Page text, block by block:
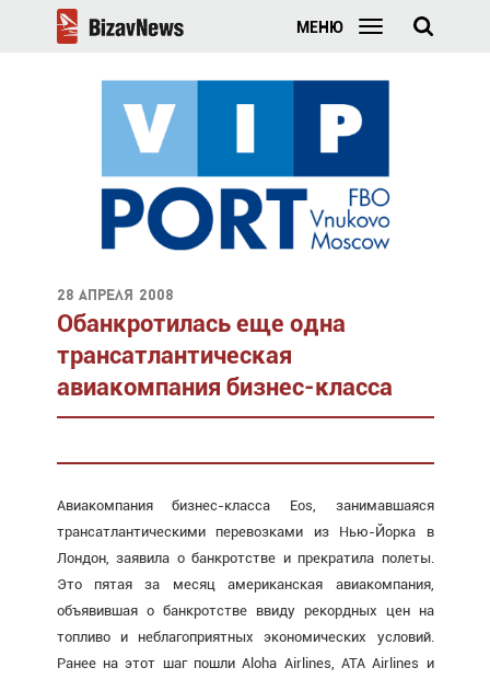
МЕНЮ
28 апреля 2008
Обанкротилась еще одна
трансатлантическая
авиакомпания бизнес-класса
Авиакомпания бизнес-класса Eos, занимавшаяся
трансатлантическими перевозками из Нью-Йорка в
Лондон, заявила о банкротстве и прекратила полеты.
Это пятая за месяц американская авиакомпания,
объявившая о банкротстве ввиду рекордных цен на
топливо и неблагоприятных экономических условий.
Ранее на этот шаг пошли Aloha Airlines, ATA Airlines и